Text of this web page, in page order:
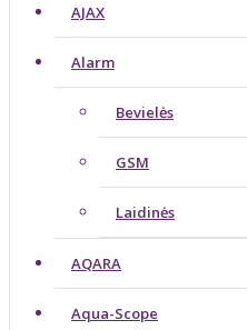
AJAX
Alarm
Bevielės
GSM
Laidinės
AQARA
Aqua-Scope